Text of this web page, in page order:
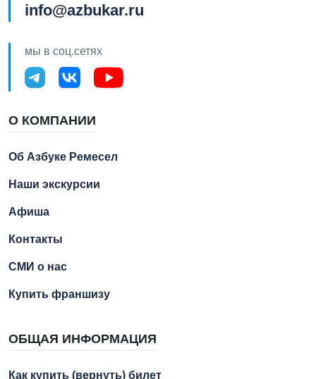
info@azbukar.ru
мы в соц.сетях
О КОМПАНИИ
Об Азбуке Ремесел
Наши экскурсии
Афиша
Контакты
СМИ о нас
Купить франшизу
ОБЩАЯ ИНФОРМАЦИЯ
Как купить (вернуть) билет